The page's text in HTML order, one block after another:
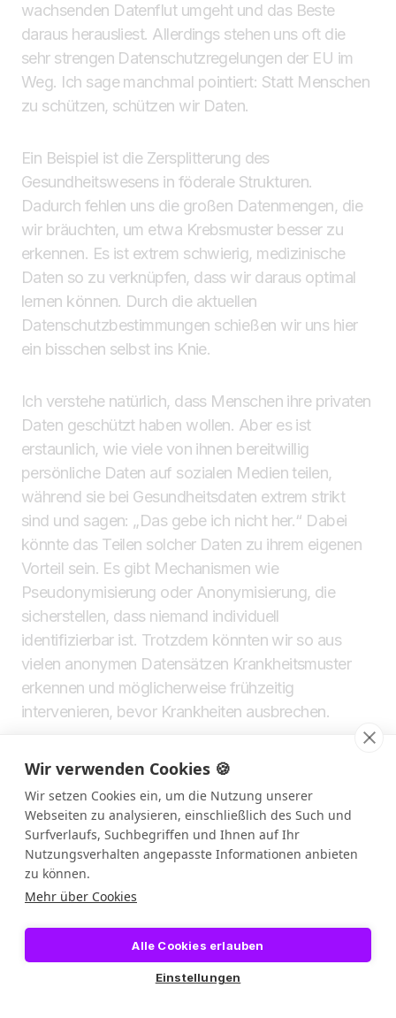
wachsenden Datenflut umgeht und das Beste
daraus herausliest. Allerdings stehen uns oft die
sehr strengen Datenschutzregelungen der EU im
Weg. Ich sage manchmal pointiert: Statt Menschen
zu schützen, schützen wir Daten.
Ein Beispiel ist die Zersplitterung des
Gesundheitswesens in föderale Strukturen.
Dadurch fehlen uns die großen Datenmengen, die
wir bräuchten, um etwa Krebsmuster besser zu
erkennen. Es ist extrem schwierig, medizinische
Daten so zu verknüpfen, dass wir daraus optimal
lernen können. Durch die aktuellen
Datenschutzbestimmungen schießen wir uns hier
ein bisschen selbst ins Knie.
Ich verstehe natürlich, dass Menschen ihre privaten
Daten geschützt haben wollen. Aber es ist
erstaunlich, wie viele von ihnen bereitwillig
persönliche Daten auf sozialen Medien teilen,
während sie bei Gesundheitsdaten extrem strikt
sind und sagen: „Das gebe ich nicht her.“ Dabei
könnte das Teilen solcher Daten zu ihrem eigenen
Vorteil sein. Es gibt Mechanismen wie
Pseudonymisierung oder Anonymisierung, die
sicherstellen, dass niemand individuell
identifizierbar ist. Trotzdem könnten wir so aus
vielen anonymen Datensätzen Krankheitsmuster
erkennen und möglicherweise frühzeitig
intervenieren, bevor Krankheiten ausbrechen.
Kommen wir zu den Folgeerkrankungen, die
Entzündungen auslösen bzw. begünstigen
können: Ist es richtig, dass ein Zusammenhang
besteht zwischen chronischen Entzündungen
und einem erhöhten Krebsrisiko?
mutagene Substanzen, UV-Strahlung oder Fehler in
der DNA-Replikation. Normalerweise reparieren
Enzyme solche Schäden. Wenn jedoch ein Tumor-
Wir verwenden Cookies 🍪
Wir setzen Cookies ein, um die Nutzung unserer
Webseiten zu analysieren, einschließlich des Such und
Surfverlaufs, Suchbegriffen und Ihnen auf Ihr
Nutzungsverhalten angepasste Informationen anbieten
zu können.
Mehr über Cookies
Alle Cookies erlauben
Einstellungen